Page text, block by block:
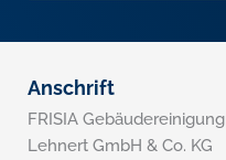
Anschrift
FRISIA Gebäudereinigung
Lehnert GmbH & Co. KG